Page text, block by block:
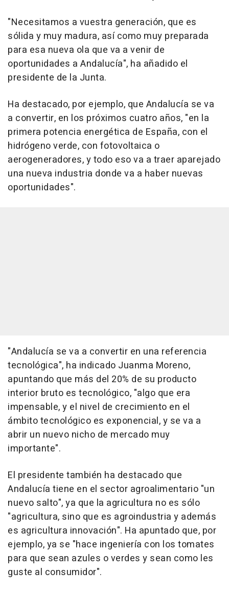
"Necesitamos a vuestra generación, que es
sólida y muy madura, así como muy preparada
para esa nueva ola que va a venir de
oportunidades a Andalucía", ha añadido el
presidente de la Junta.
Ha destacado, por ejemplo, que Andalucía se va
a convertir, en los próximos cuatro años, "en la
primera potencia energética de España, con el
hidrógeno verde, con fotovoltaica o
aerogeneradores, y todo eso va a traer aparejado
una nueva industria donde va a haber nuevas
oportunidades".
"Andalucía se va a convertir en una referencia
tecnológica", ha indicado Juanma Moreno,
apuntando que más del 20% de su producto
interior bruto es tecnológico, "algo que era
impensable, y el nivel de crecimiento en el
ámbito tecnológico es exponencial, y se va a
abrir un nuevo nicho de mercado muy
importante".
El presidente también ha destacado que
Andalucía tiene en el sector agroalimentario "un
nuevo salto", ya que la agricultura no es sólo
"agricultura, sino que es agroindustria y además
es agricultura innovación". Ha apuntado que, por
ejemplo, ya se "hace ingeniería con los tomates
para que sean azules o verdes y sean como les
guste al consumidor".